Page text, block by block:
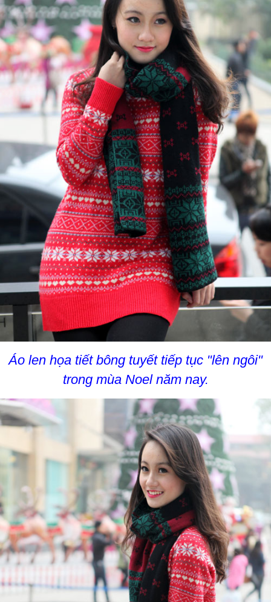
Áo len họa tiết bông tuyết tiếp tục "lên ngôi"
trong mùa Noel năm nay.